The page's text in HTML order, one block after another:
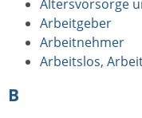
Altersvorsorge
Arbeitgeber
Arbeitnehmer
Arbeitslos,
B